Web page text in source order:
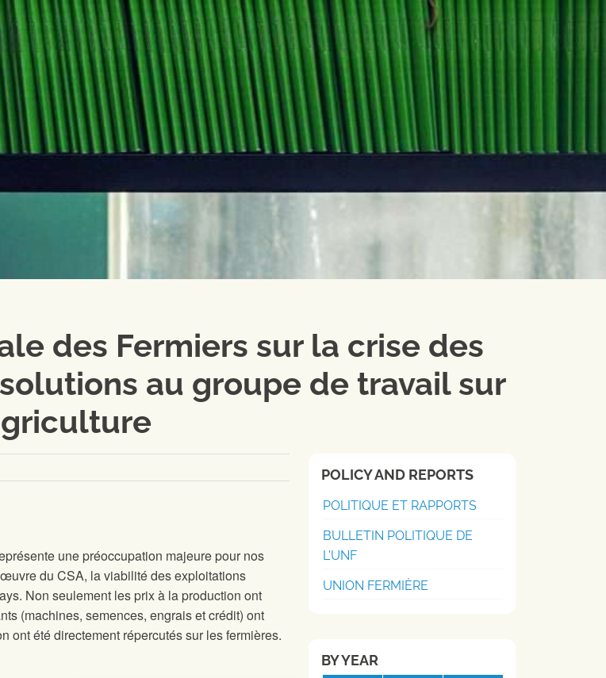
des Fermiers sur la crise des
au groupe de travail sur
une préoccupation majeure pour nos
du CSA, la viabilité des exploitations
Non seulement les prix à la production ont
(machines, semences, engrais et crédit) ont
ont été directement répercutés sur les fermières.
POLICY AND REPORTS
POLITIQUE ET RAPPORTS
BULLETIN POLITIQUE DE
L'UNF
UNION FERMIÈRE
BY YEAR